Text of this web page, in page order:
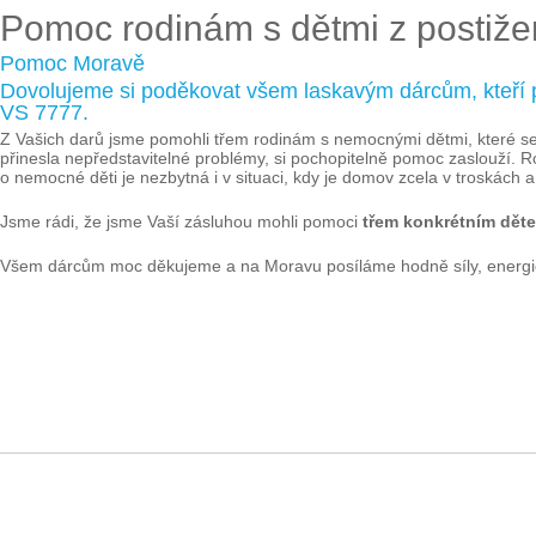
Pomoc rodinám s dětmi z
Pomoc Moravě
Dovolujeme si poděkovat všem laskavým dárcům,
VS 7777.
Z Vašich darů jsme pomohli třem rodinám s nemocnými dětmi, které
přinesla nepředstavitelné problémy, si pochopitelně pomoc zaslouží.
o nemocné děti je nezbytná i v situaci, kdy je domov zcela v
Jsme rádi, že jsme Vaší zásluhou mohli pomoci třem konkrétním
Všem dárcům moc děkujeme a na Moravu posíláme hodně síly,